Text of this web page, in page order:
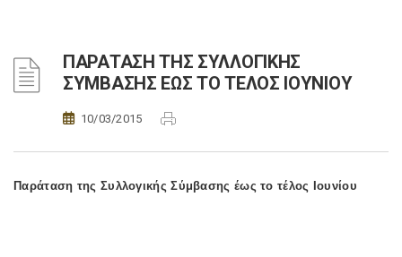
ΠΑΡΑΤΑΣΗ ΤΗΣ ΣΥΛΛΟΓΙΚΗΣ
ΣΥΜΒΑΣΗΣ ΕΩΣ ΤΟ ΤΕΛΟΣ ΙΟΥΝΙΟΥ
10/03/2015
Παράταση της Συλλογικής Σύμβασης έως το τέλος Ιουνίου